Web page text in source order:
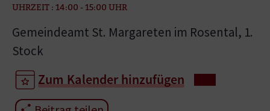
UHRZEIT : 14:00 - 15:00 UHR
Gemeindeamt St. Margareten im Rosental, 1.
Stock
Zum Kalender hinzufügen